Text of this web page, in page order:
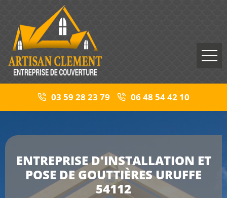
03 59 28 23 79 06 48 54 42 10
ENTREPRISE D'INSTALLATION ET
POSE DE GOUTTIÈRES URUFFE
54112